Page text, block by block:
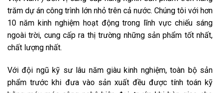
trăm dự án công trình lớn nhỏ trên cả nước. Chúng tôi với hơn
10 năm kinh nghiệm hoạt động trong lĩnh vực chiếu sáng
ngoài trời, cung cấp ra thị trường những sản phẩm tốt nhất,
chất lượng nhất.
Với đội ngũ kỹ sư lâu năm giàu kinh nghiệm, toàn bộ sản
phẩm trước khi đưa vào sản xuất đều được tính toán kỹ